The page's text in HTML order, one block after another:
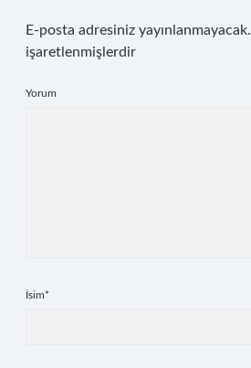
E-posta adresiniz yayınlanmayacak.
işaretlenmişlerdir
Yorum
İsim*